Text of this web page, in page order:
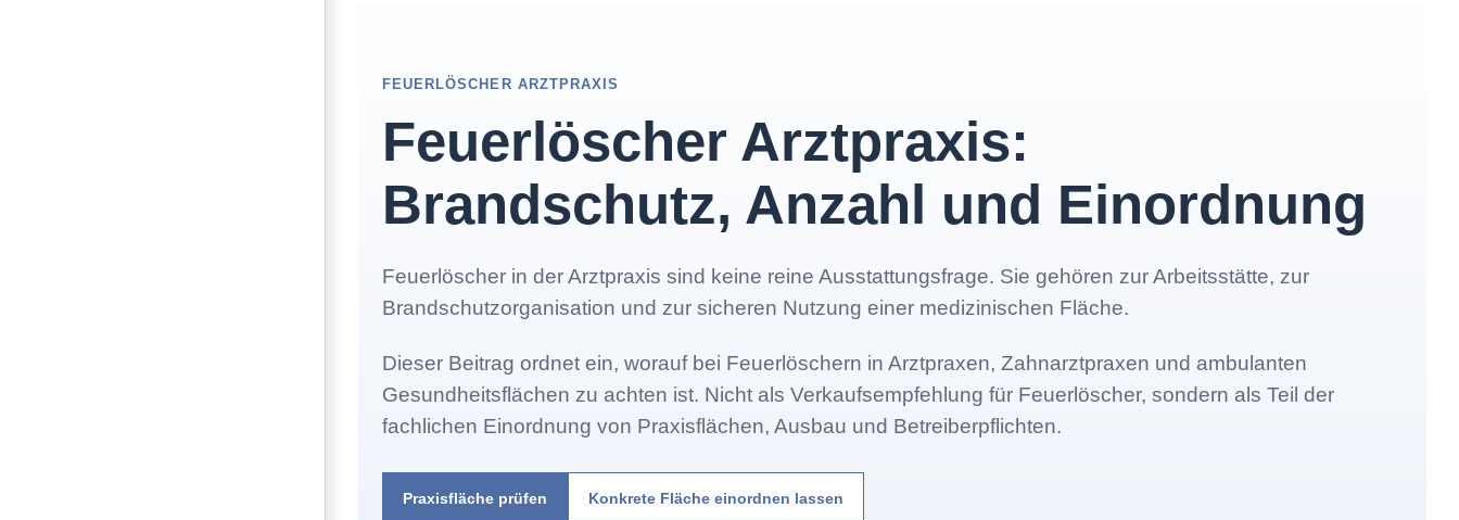
FEUERLÖSCHER ARZTPRAXIS
Feuerlöscher Arztpraxis:
Brandschutz, Anzahl und Einordnung
Feuerlöscher in der Arztpraxis sind keine reine Ausstattungsfrage. Sie gehören zur Arbeitsstätte, zur
Brandschutzorganisation und zur sicheren Nutzung einer medizinischen Fläche.
Dieser Beitrag ordnet ein, worauf bei Feuerlöschern in Arztpraxen, Zahnarztpraxen und ambulanten
Gesundheitsflächen zu achten ist. Nicht als Verkaufsempfehlung für Feuerlöscher, sondern als Teil der
fachlichen Einordnung von Praxisflächen, Ausbau und Betreiberpflichten.
Praxisfläche prüfen Konkrete Fläche einordnen lassen